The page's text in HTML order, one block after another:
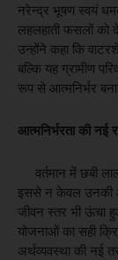
नरेन्द्र भूषण स्वयं
लहलहाती फसलों को
उन्होंने कहा कि
बल्कि यह ग्रामीण
रूप से आत्मनिर्भर
​आत्मनिर्भरता की नई
वर्तमान में छबी लाल
इससे न केवल उनकी
जीवन स्तर भी ऊंचा
योजनाओं का सही
अर्थव्यवस्था की नई